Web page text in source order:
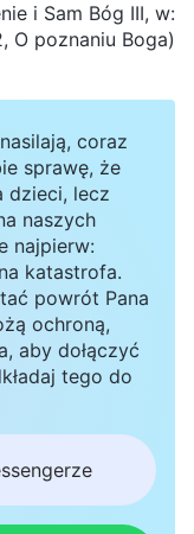
i Sam Bóg III, w:
O poznaniu Boga)
coraz
sprawę, że
dzieci, lecz
naszych
najpierw:
katastrofa.
powrót Pana
ochroną,
aby dołączyć
tego do